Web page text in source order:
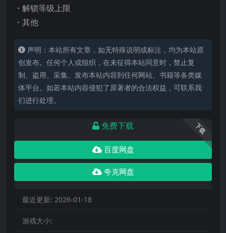
・解锁等级上限
・其他
声明：本站所有文章，如无特殊说明或标注，均为本站原
创发布。任何个人或组织，在未征得本站同意时，禁止复
制、盗用、采集、发布本站内容到任何网站、书籍等各类媒
体平台。如若本站内容侵犯了原著者的合法权益，可联系我
们进行处理。
下载
免费下载
百度网盘
夸克网盘
最近更新: 2026-01-18
游戏大小: